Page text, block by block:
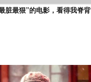
脏最狠”的电影，看得我脊背